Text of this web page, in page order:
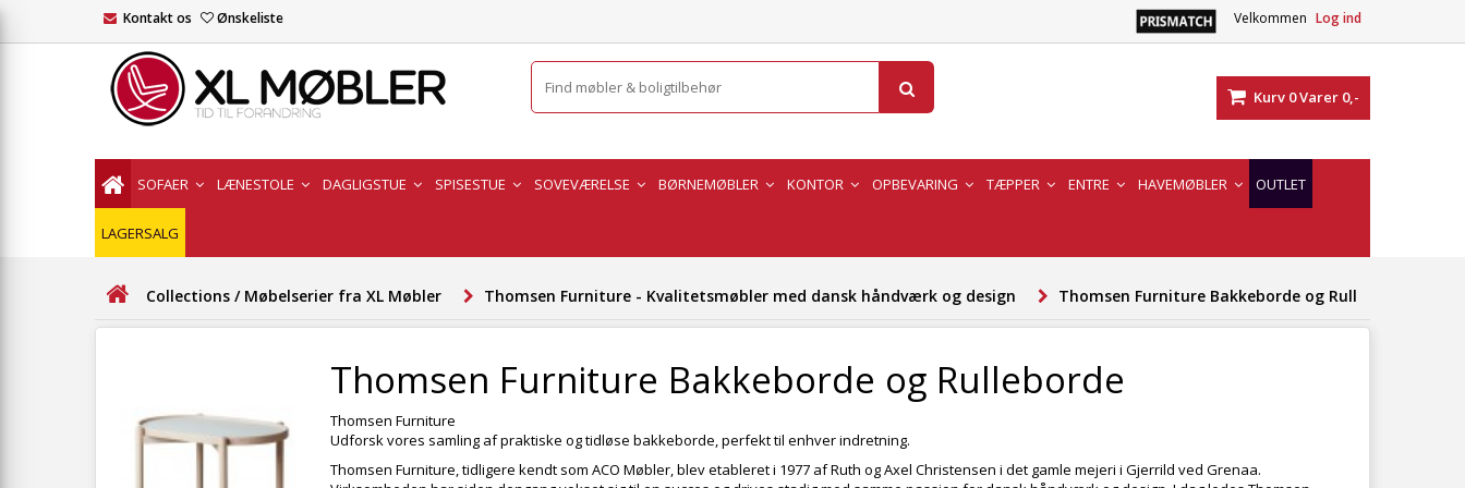
Velkommen Log ind
Kontakt os Ønskeliste
Kurv 0Varer 0,-
SOFAER LÆNESTOLE DAGLIGSTUE SPISESTUE SOVEVÆRELSE BØRNEMØBLER KONTOR OPBEVARING TÆPPER ENTRE HAVEMØBLER OUTLET
LAGERSALG
Collections / Møbelserier fra XL Møbler Thomsen Furniture - Kvalitetsmøbler med dansk håndværk og design Thomsen Furniture Bakkeborde og Rulleborde
Thomsen Furniture Bakkeborde og Rulleborde
Thomsen Furniture
Udforsk vores samling af praktiske og tidløse bakkeborde, perfekt til enhver indretning.
Thomsen Furniture, tidligere kendt som ACO Møbler, blev etableret i 1977 af Ruth og Axel Christensen i det gamle mejeri i Gjerrild ved Grenaa.